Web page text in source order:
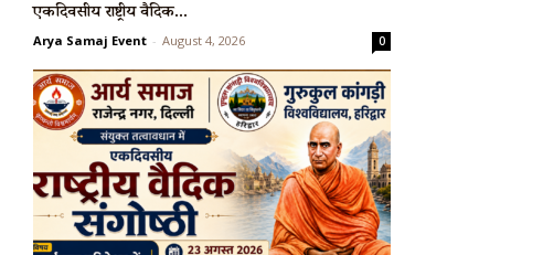
एकदिवसीय राष्ट्रीय वैदिक...
Arya Samaj Event - August 4, 2026 0